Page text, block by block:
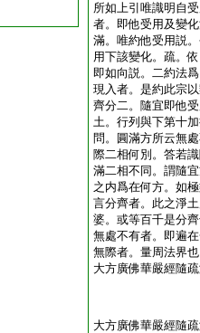
所如上引唯識明自
者。即他受用及變
滿。唯約他受用説
用下該變化。疏。
即如向説。二約法
現入者。是約此宗
齊分二。隨宜即他
土。行列與下第十
問。圓滿方所云無
際二相何別。答若
滿二相不同。謂隨
之内爲在何方。如
言分齊者。此之淨
婆。或等百千是分
無處不有者。即遍
無際者。量周法界也
大方廣佛華嚴經隨
大方廣佛華嚴經隨